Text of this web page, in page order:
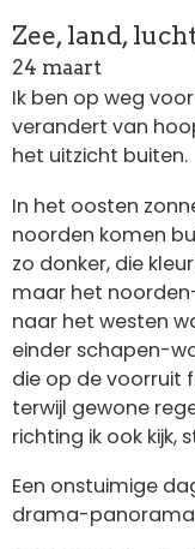
Zee, land,
24 maart
Ik ben op weg
verandert van
het uitzicht buiten.
In het oosten
noorden komen
zo donker, die
maar het
naar het westen
einder schapen-
die op de voorruit
terwijl gewone
richting ik ook kijk,
Een onstuimige
drama-